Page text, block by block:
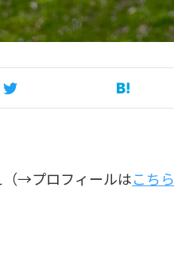
（→プロフィールはこちら